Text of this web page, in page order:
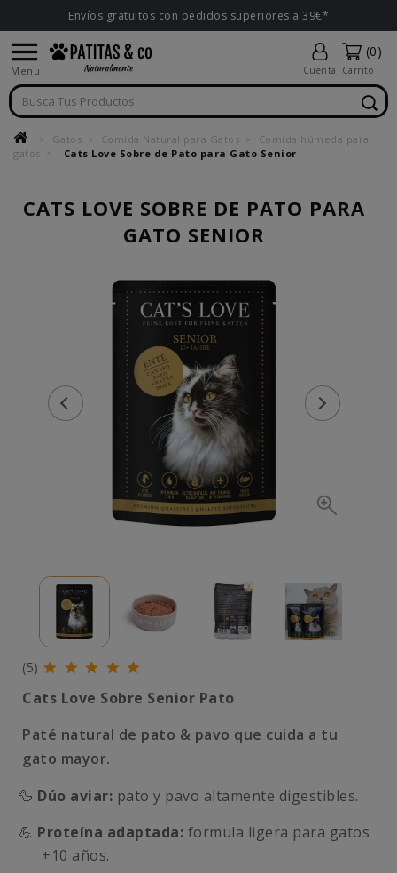
Envíos gratuitos con pedidos superiores a 39€*

Menu Cuenta
(0)
Carrito
Gatos Comida Natural para Gatos
Comida húmeda para
gatos
Cats Love Sobre de Pato para Gato Senior
CATS LOVE SOBRE DE PATO PARA
GATO SENIOR
(5)
Cats Love Sobre Senior Pato
Paté natural de pato & pavo que cuida a tu
gato mayor.
🦆 Dúo aviar: pato y pavo altamente digestibles.
💪 Proteína adaptada: formula ligera para gatos
+10 años.